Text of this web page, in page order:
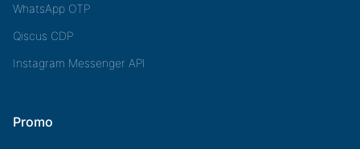
WhatsApp OTP
Qiscus CDP
Instagram Messenger API
Promo